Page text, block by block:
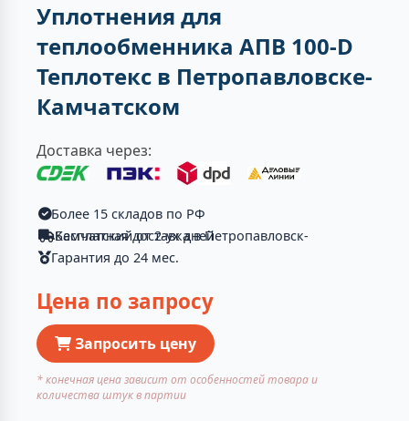
Уплотнения для
теплообменника АПВ 100-D
Теплотекc в Петропавловске-
Камчатском
Доставка через:
Более 15 складов по РФ
Бесплатная доставка в Петропавловск-Камчатский от 2-ух дней
Гарантия до 24 мес.
Цена по запросу
Запросить цену
* конечная цена зависит от особенностей товара и
количества штук в партии